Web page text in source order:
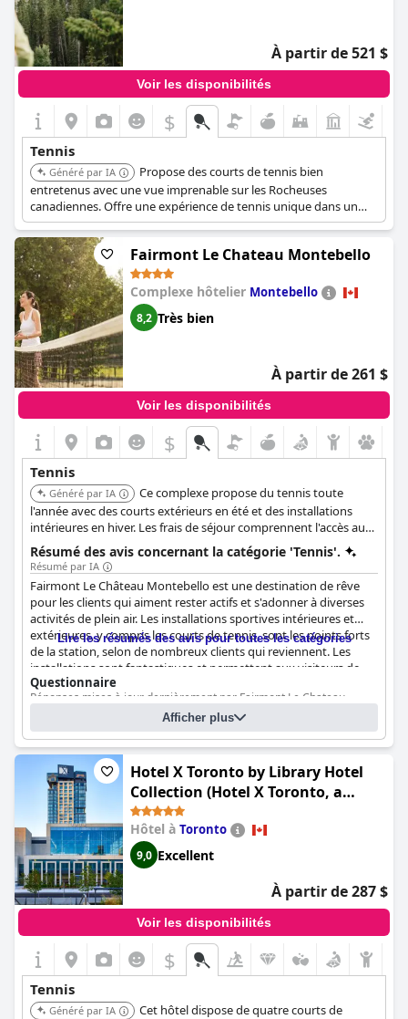
À partir de 521 $
Voir les disponibilités
$
Tennis
Généré par IA
Propose des courts de tennis bien
entretenus avec une vue imprenable sur les Rocheuses
canadiennes. Offre une expérience de tennis unique dans un
cadre historique et pittoresque.
Fairmont Le Chateau Montebello
Complexe hôtelier Montebello
8,2 Très bien
À partir de 261 $
Voir les disponibilités
$
Tennis
Généré par IA
Ce complexe propose du tennis toute
l'année avec des courts extérieurs en été et des installations
intérieures en hiver. Les frais de séjour comprennent l'accès au
tennis et du matériel est disponible à la location. C'est un grand
complexe avec de nombreux autres équipements.
Résumé des avis concernant la catégorie 'Tennis'.
Résumé par IA
Fairmont Le Château Montebello est une destination de rêve
pour les clients qui aiment rester actifs et s'adonner à diverses
activités de plein air. Les installations sportives intérieures et
extérieures, y compris les courts de tennis, sont les points forts
de la station, selon de nombreux clients qui reviennent. Les
installations sont fantastiques et permettent aux visiteurs de
s'adonner à de multiples activités telles que le ski et le mini-golf,
entre autres. Le court de tennis intérieur est l'un des préférés
des clients, grâce à son environnement magnifique, et les courts
extérieurs offrent également une configuration agréable. Les
terrains et la variété des activités, y compris les installations de
tennis, sont parfaits pour les familles et les hôtes de tous
niveaux. Certains clients ont trouvé les courts de tennis sales à
cause des débris d'arbres, mais cela n'a pas affecté l'expérience
générale des clients. En conclusion, Fairmont Le Château
Montebello est un centre de villégiature idéal pour les clients qui
recherchent un large éventail d'activités, y compris le tennis,
dans un environnement magnifique et relaxant.
Lire les résumés des avis pour toutes les catégories
Questionnaire
Réponses mises à jour dernièrement par Fairmont Le Chateau
Nombre de courts de tennis 6
Nombre de courts de tennis intérieurs/couverts
Nombre de courts de tennis éclairés 0
Afficher plus
Hotel X Toronto by Library Hotel
Collection (Hotel X Toronto, a
Destination by Hyatt Hotel)
Hôtel à Toronto
9,0 Excellent
À partir de 287 $
Voir les disponibilités
$
Tennis
Généré par IA
Cet hôtel dispose de quatre courts de